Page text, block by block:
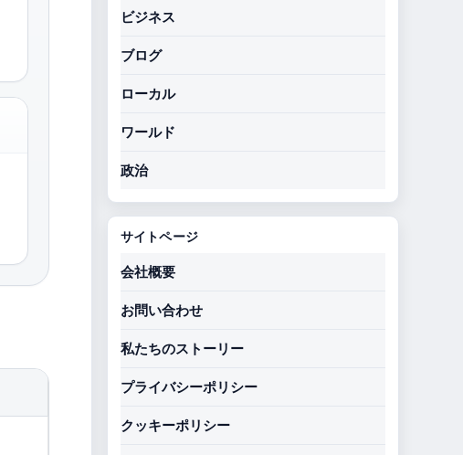
ビジネス
ブログ
ローカル
ワールド
政治
サイトページ
会社概要
お問い合わせ
私たちのストーリー
プライバシーポリシー
クッキーポリシー